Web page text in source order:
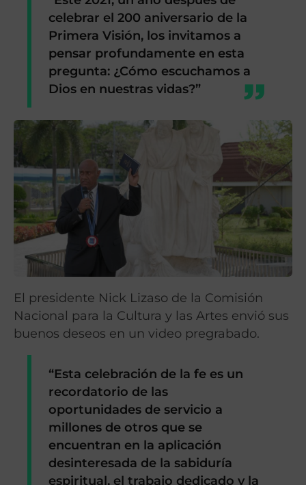
celebrar el 200 aniversario de la
Primera Visión, los invitamos a
pensar profundamente en esta
pregunta: ¿Cómo escuchamos a
Dios en nuestras vidas?”
El presidente Nick Lizaso de la Comisión
Nacional para la Cultura y las Artes envió sus
buenos deseos en un video pregrabado.
“Esta celebración de la fe es un
recordatorio de las
oportunidades de servicio a
millones de otros que se
encuentran en la aplicación
desinteresada de la sabiduría
espiritual, el trabajo dedicado y la